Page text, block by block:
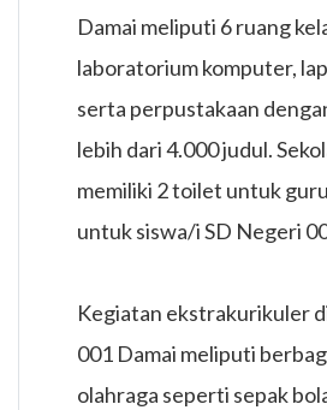
Damai meliputi 6 ruang
laboratorium komputer,
serta perpustakaan
lebih dari 4.000 judul.
memiliki 2 toilet untuk
untuk siswa/i SD Negeri
Kegiatan ekstrakurikuler
001 Damai meliputi
olahraga seperti sepak